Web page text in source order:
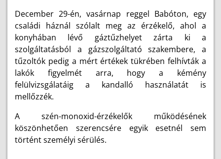
December 29-én, vasárnap reggel Babóton, egy
családi háznál szólalt meg az érzékelő, ahol a
konyhában lévő gáztűzhelyet zárta ki a
szolgáltatásból a gázszolgáltató szakembere, a
tűzoltók pedig a mért értékek tükrében felhívták a
lakók figyelmét arra, hogy a kémény
felülvizsgálatáig a kandalló használatát is
mellőzzék.
A szén-monoxid-érzékelők működésének
köszönhetően szerencsére egyik esetnél sem
történt személyi sérülés.